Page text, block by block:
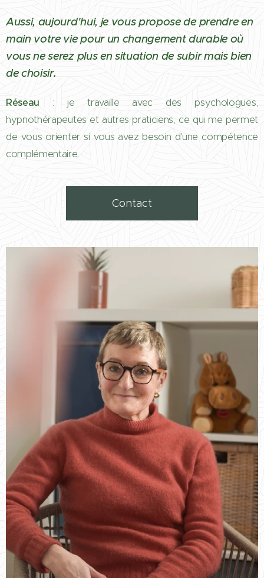
Aussi, aujourd'hui, je vous propose de prendre en
main votre vie pour un changement durable où
vous ne serez plus en situation de subir mais bien
de choisir.
Réseau : je travaille avec des psychologues,
hypnothérapeutes et autres praticiens, ce qui me permet
de vous orienter si vous avez besoin d'une compétence
complémentaire.
Contact